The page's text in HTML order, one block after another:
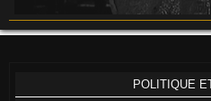
POLITIQUE